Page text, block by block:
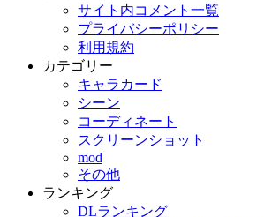
サイト内コメント一覧
プライバシーポリシー
利用規約
カテゴリー
キャラカード
シーン
コーディネート
スクリーンショット
mod
その他
ランキング
DLランキング